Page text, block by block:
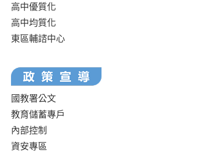
高中優質化
高中均質化
東區輔諮中心
國教署公文
教育儲蓄專戶
內部控制
資安專區